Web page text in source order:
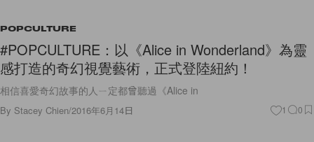
POPCULTURE
#POPCULTURE：以《Alice in Wonderland》為靈
感打造的奇幻視覺藝術，正式登陸紐約！
相信喜愛奇幻故事的人ㄧ定都曾聽過《Alice in
By Stacey Chien/2016年6月14日 1 0